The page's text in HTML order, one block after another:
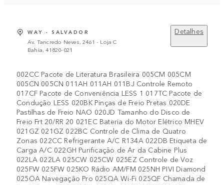
WAY - SALVADOR
Av. Tancredo Neves, 2461 - Loja C
Bahia, 41820-021
Detalhes
002CC Pacote de Literatura Brasileira 005CM 005CM
005CN 005CN 011AH 011AH 011BJ Controle Remoto
017CF Pacote de Conveniência LESS 1 017TC Pacote de
Condução LESS 020BK Pinças de Freio Pretas 020DE
Pastilhas de Freio NAO 020JD Tamanho do Disco de
Freio Frt 20/RR 20 021EC Bateria do Motor Elétrico MHEV
021GZ 021GZ 022BC Controle de Clima de Quatro
Zonas 022CC Refrigerante A/C R134A 022DB Etiqueta de
Carga A/C 022GH Purificação de Ar da Cabine Plus
022LA 022LA 025CW 025CW 025EZ Controle de Voz
025FW 025FW 025KO Rádio AM/FM 025NH PIVI Diamond
025OA Navegação Pro 025QA Wi-Fi 025QF Chamada de